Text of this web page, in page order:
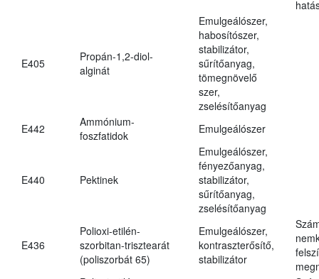
E405
Propán-1,2-diol-
alginát
Emulgeálószer,
habosítószer,
stabilizátor,
sűrítőanyag,
tömegnövelő
szer,
zselésítőanyag
E442
Ammónium-
foszfatidok
Emulgeálószer
E440 Pektinek
Emulgeálószer,
fényezőanyag,
stabilizátor,
sűrítőanyag,
zselésítőanyag
E436
Polioxi-etilén-
szorbitan-trisztearát
(poliszorbát 65)
Emulgeálószer,
kontraszterősítő,
stabilizátor